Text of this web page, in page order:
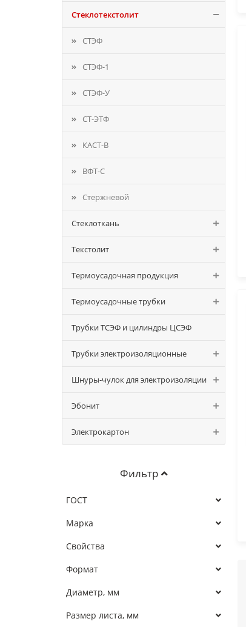
Стеклотекстолит
СТЭФ
СТЭФ-1
СТЭФ-У
СТ-ЭТФ
КАСТ-В
ВФТ-С
Стержневой
Стеклоткань
Текстолит
Термоусадочная продукция
Термоусадочные трубки
Трубки ТСЭФ и цилиндры ЦСЭФ
Трубки электроизоляционные
Шнуры-чулок для электроизоляции
Эбонит
Электрокартон
Фильтр
ГОСТ
Марка
Свойства
Формат
Диаметр, мм
Размер листа, мм